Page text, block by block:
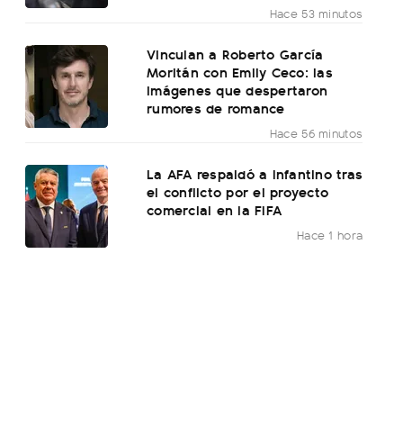
Hace 53 minutos
Vinculan a Roberto García
Moritán con Emily Ceco: las
imágenes que despertaron
rumores de romance
Hace 56 minutos
La AFA respaldó a Infantino tras
el conflicto por el proyecto
comercial en la FIFA
Hace 1 hora